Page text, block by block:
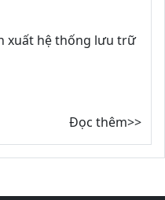
xuất hệ thống lưu trữ
Đọc thêm>>